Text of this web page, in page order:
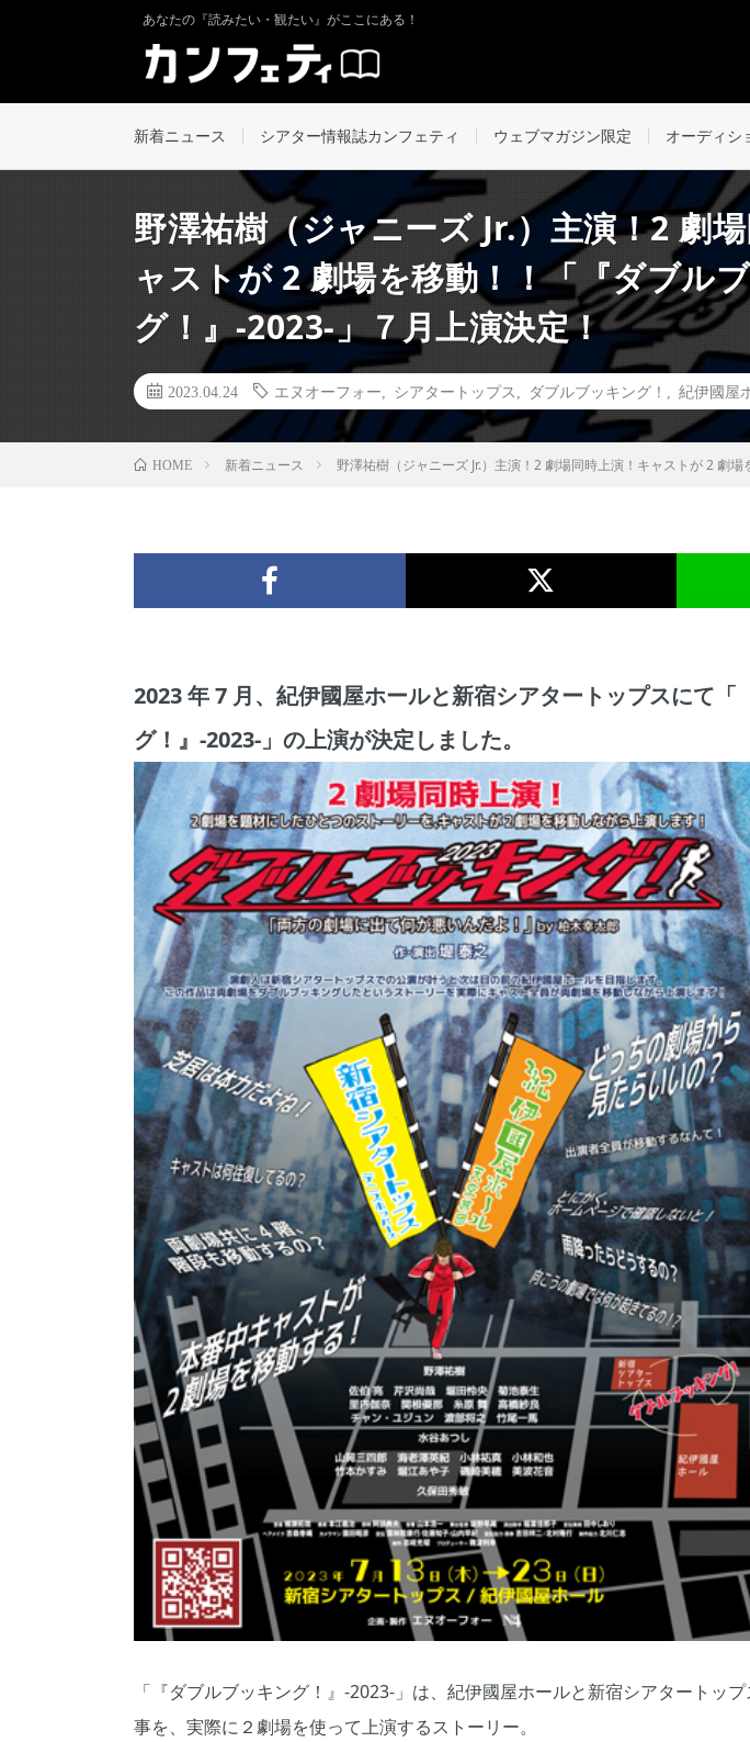
あなたの『読みたい・観たい』がここにある！
新着ニュース シアター情報誌カンフェティ ウェブマガジン限定 オーディシ
野澤祐樹（ジャニーズ Jr.）主演！2 劇
ャストが 2 劇場を移動！！「『ダブル
グ！』-2023-」７月上演決定！
2023.04.24 エヌオーフォー シアタートップス ダブルブッキング！ 紀伊國屋
HOME 新着ニュース 野澤祐樹（ジャニーズ Jr.）主演！2 劇場同時上演！キャストが 2 劇
2023 年 7 月、紀伊國屋ホールと新宿シアタートップスにて「
グ！』-2023-」の上演が決定しました。
「『ダブルブッキング！』-2023-」は、紀伊國屋ホールと新宿シアタートッ
事を、実際に２劇場を使って上演するストーリー。